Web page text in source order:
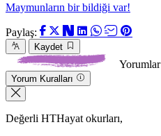
Maymunların bir bildiği var!
Paylaş:
Kaydet
Yorumlar
Yorum Kuralları
Değerli HTHayat okurları,